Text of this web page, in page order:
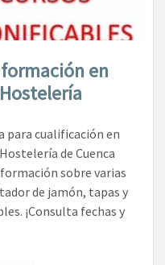
en
para cualificación en
de Cuenca
sobre varias
de jamón, tapas y
¡Consulta fechas y